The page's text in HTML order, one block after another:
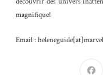
magnifique!
Email :